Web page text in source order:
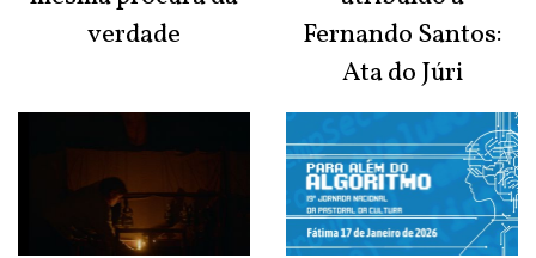
verdade
Fernando Santos:
Ata do Júri